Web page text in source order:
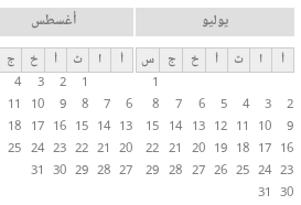
يوليو
أ ا ث أ خ ج
س
1
2
3
4
5
6
7
8
9
10
11
12
13
14
15
16
17
18
19
20
21
22
23
24
25
26
27
28
29
30
31
أغسطس
أ ا ث أ خ ج
1
2
3
4
6
7
8
9
10
11
13
14
15
16
17
18
20
21
22
23
24
25
27
28
29
30
31